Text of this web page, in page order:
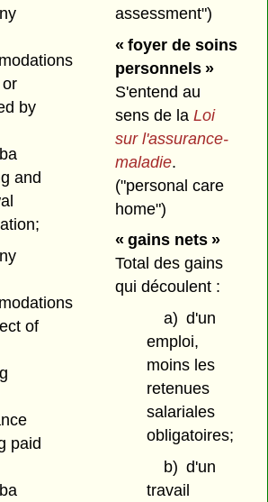
by
and
of
paid
assessment")
« foyer de soins
personnels »
S'entend au
sens de la Loi
sur l'assurance-
maladie.
("personal care
home")
« gains nets »
Total des gains
qui découlent :
a) d'un
emploi,
moins les
retenues
salariales
obligatoires;
b) d'un
travail